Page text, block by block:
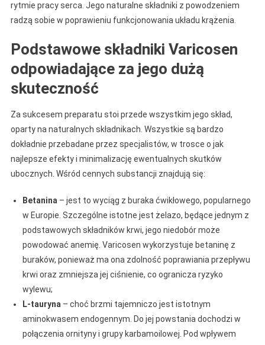
rytmie pracy serca. Jego naturalne składniki z powodzeniem
radzą sobie w poprawieniu funkcjonowania układu krążenia.
Podstawowe składniki Varicosen
odpowiadające za jego dużą
skuteczność
Za sukcesem preparatu stoi przede wszystkim jego skład,
oparty na naturalnych składnikach. Wszystkie są bardzo
dokładnie przebadane przez specjalistów, w trosce o jak
najlepsze efekty i minimalizację ewentualnych skutków
ubocznych. Wśród cennych substancji znajdują się:
Betanina – jest to wyciąg z buraka ćwikłowego, popularnego
w Europie. Szczególne istotne jest żelazo, będące jednym z
podstawowych składników krwi, jego niedobór może
powodować anemię. Varicosen wykorzystuje betaninę z
buraków, ponieważ ma ona zdolność poprawiania przepływu
krwi oraz zmniejsza jej ciśnienie, co ogranicza ryzyko
wylewu;
L-tauryna – choć brzmi tajemniczo jest istotnym
aminokwasem endogennym. Do jej powstania dochodzi w
połączenia ornityny i grupy karbamoilowej. Pod wpływem